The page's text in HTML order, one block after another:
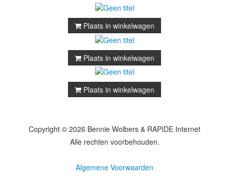
Plaats in winkelwagen
Plaats in winkelwagen
Plaats in winkelwagen
Copyright © 2026 Bennie Wolbers & RAPIDE Internet
Alle rechten voorbehouden.
Algemene Voorwaarden